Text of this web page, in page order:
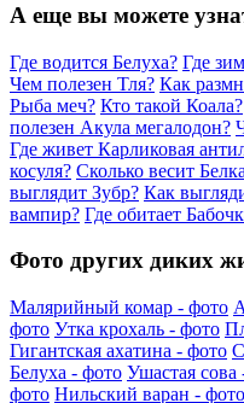
А еще вы можете
Где водится Белуха? Где
Чем полезен Тля? Как
Рыба меч? Кто такой Коала?
полезен Акула мегалодон?
Где живет Карликовая
косуля? Сколько весит
выглядит Зубр? Как
вампир? Где обитает
Фото других диких
Малярийный комар - фото
фото Утка крохаль - фото
Гигантская ахатина - фото
Белуха - фото Ушастая сова
фото Нильский варан - фото